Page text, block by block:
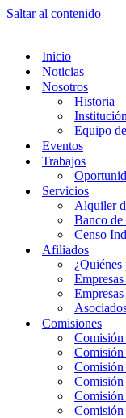
Saltar al contenido
Inicio
Noticias
Nosotros
Historia
Institución
Equipo
Eventos
Trabajos
Servicios
Alquiler
Banco de
Censo
Afiliados
¿Quiénes
Comisiones
Comisión
Comisión
Comisión
Comisión
Comisión